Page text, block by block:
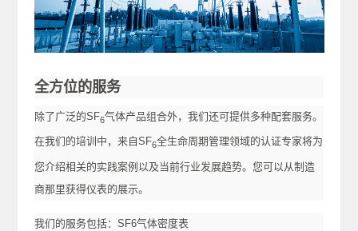
全方位的服务
除了广泛的SF6气体产品组合外，我们还可提供多种配套服务。
在我们的培训中，来自SF6全生命周期管理领域的认证专家将为
您介绍相关的实践案例以及当前行业发展趋势。您可以从制造
商那里获得仪表的展示。
我们的服务包括：SF6气体密度表